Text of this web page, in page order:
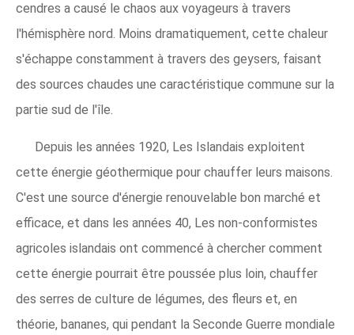
cendres a causé le chaos aux voyageurs à travers
l'hémisphère nord. Moins dramatiquement, cette chaleur
s'échappe constamment à travers des geysers, faisant
des sources chaudes une caractéristique commune sur la
partie sud de l'île.
Depuis les années 1920, Les Islandais exploitent
cette énergie géothermique pour chauffer leurs maisons.
C'est une source d'énergie renouvelable bon marché et
efficace, et dans les années 40, Les non-conformistes
agricoles islandais ont commencé à chercher comment
cette énergie pourrait être poussée plus loin, chauffer
des serres de culture de légumes, des fleurs et, en
théorie, bananes, qui pendant la Seconde Guerre mondiale